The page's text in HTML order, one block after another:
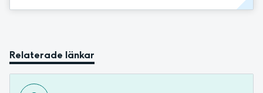
Relaterade länkar